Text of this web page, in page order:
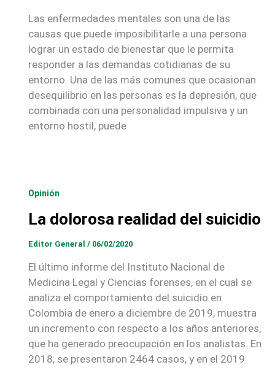
Las enfermedades mentales son una de las
causas que puede imposibilitarle a una persona
lograr un estado de bienestar que le permita
responder a las demandas cotidianas de su
entorno. Una de las más comunes que ocasionan
desequilibrio en las personas es la depresión, que
combinada con una personalidad impulsiva y un
entorno hostil, puede
Opinión
La dolorosa realidad del suicidio
Editor General / 06/02/2020
El último informe del Instituto Nacional de
Medicina Legal y Ciencias forenses, en el cual se
analiza el comportamiento del suicidio en
Colombia de enero a diciembre de 2019, muestra
un incremento con respecto a los años anteriores,
que ha generado preocupación en los analistas. En
2018, se presentaron 2464 casos, y en el 2019